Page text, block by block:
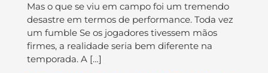
Mas o que se viu em campo foi um tremendo
desastre em termos de performance. Toda vez
um fumble Se os jogadores tivessem mãos
firmes, a realidade seria bem diferente na
temporada. A […]